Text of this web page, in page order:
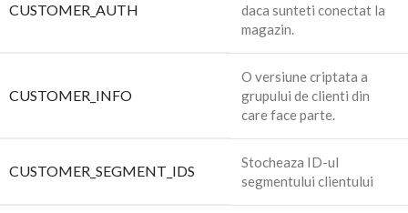
CUSTOMER_AUTH
daca sunteti conectat la
magazin.
CUSTOMER_INFO
O versiune criptata a
grupului de clienti din
care face parte.
CUSTOMER_SEGMENT_IDS
Stocheaza ID-ul
segmentului clientului